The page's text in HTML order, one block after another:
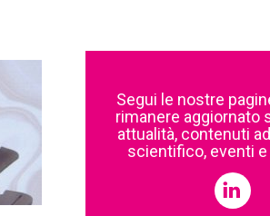
Segui le nostre
rimanere aggiornato
attualità, contenuti
scientifico, eventi